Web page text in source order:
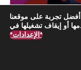
كورونا
تجربة على موقعنا
أو إيقاف تشغيلها في
*الإعدادات*